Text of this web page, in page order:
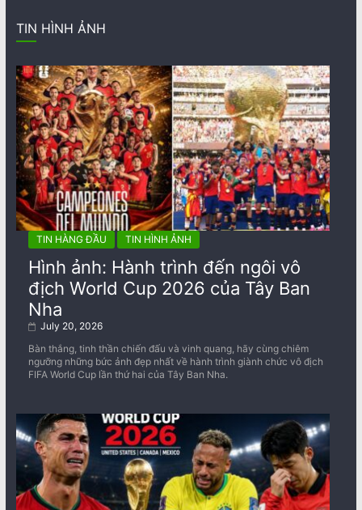
TIN HÌNH ẢNH
TIN HÀNG ĐẦU TIN HÌNH ẢNH
Hình ảnh: Hành trình đến ngôi vô
địch World Cup 2026 của Tây Ban
Nha
July 20, 2026
Bàn thắng, tinh thần chiến đấu và vinh quang, hãy cùng chiêm
ngưỡng những bức ảnh đẹp nhất về ​​hành trình giành chức vô địch
FIFA World Cup lần thứ hai của Tây Ban Nha.